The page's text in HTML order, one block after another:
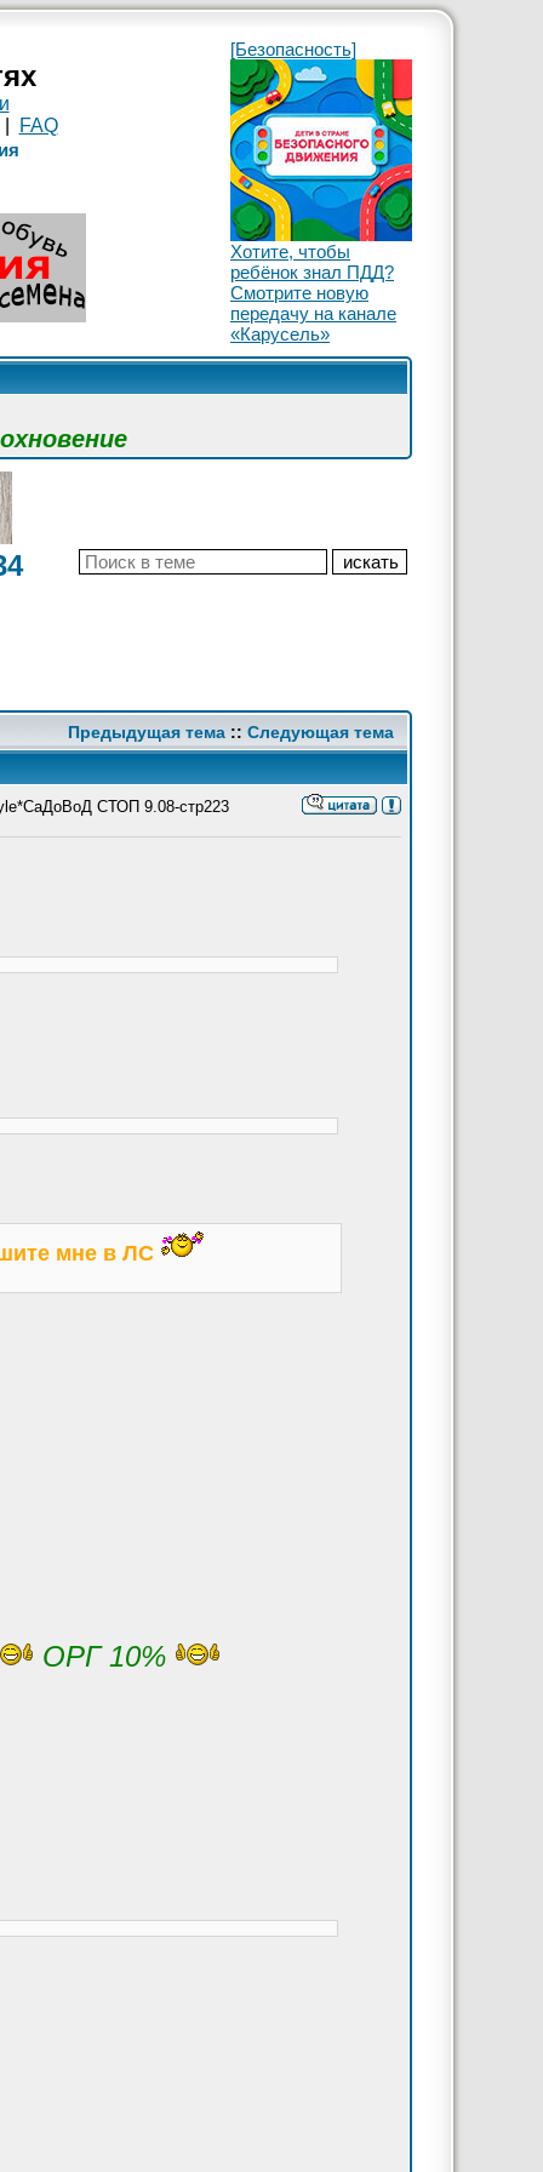
FAQ
[Безопасность]
Хотите, чтобы
ребёнок знал ПДД?
Смотрите новую
передачу на канале
«Карусель»
Предыдущая тема :: Следующая тема
СТОП 9.08-стр223
мне в ЛС
ОРГ 10%